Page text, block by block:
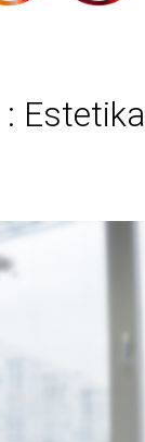
Estetika